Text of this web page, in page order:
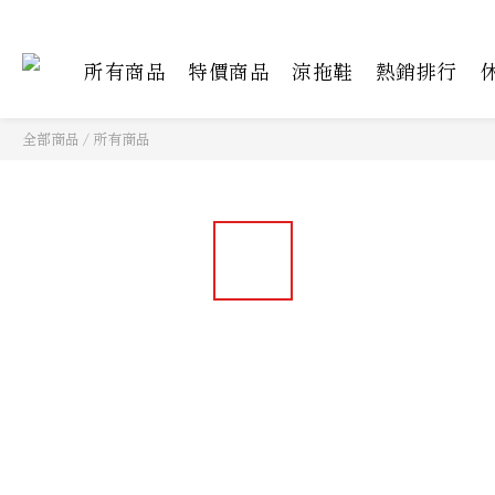
所有商品 特價商品 涼拖鞋 熱銷排行
全部商品 / 所有商品